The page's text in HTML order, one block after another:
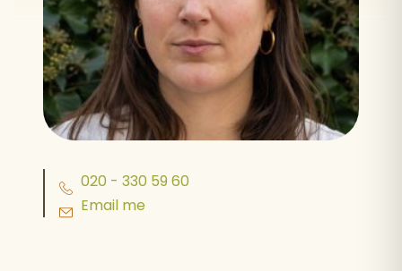
020 - 330 59 60
Email me